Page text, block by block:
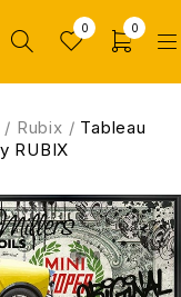
0 0
/ Rubix / Tableau
RUBIX